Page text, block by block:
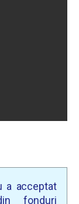
a acceptat
fonduri